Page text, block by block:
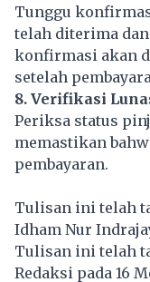
Tunggu
telah diterima
konfirmasi akan
setelah
8. Verifikasi
Periksa status
memastikan
pembayaran.
Tulisan ini telah
Idham Nur
Tulisan ini telah
Redaksi pada 16